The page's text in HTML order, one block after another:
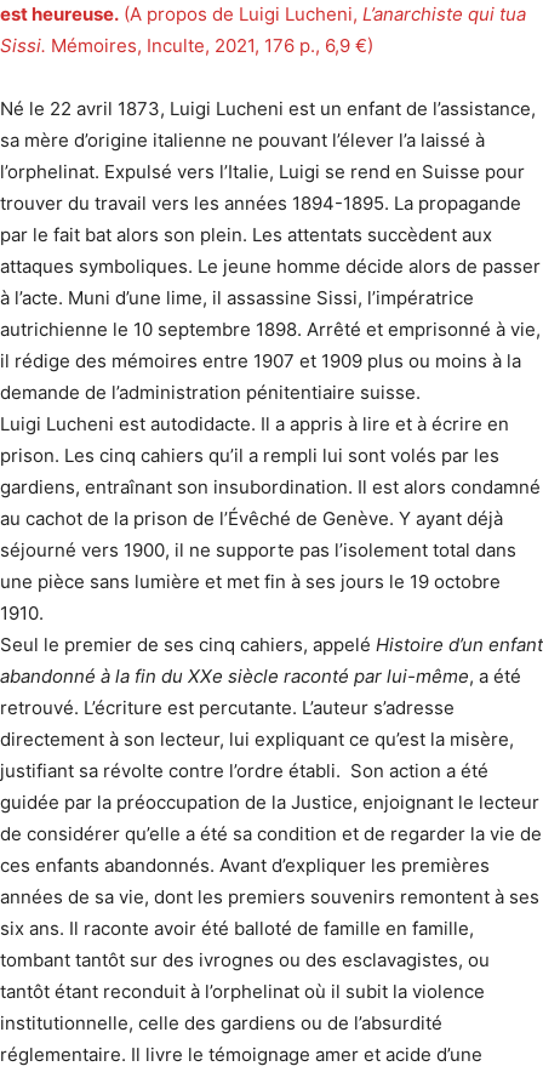
est heureuse. (A propos de Luigi Lucheni, L’anarchiste qui tua
Sissi. Mémoires, Inculte, 2021, 176 p., 6,9 €)
Né le 22 avril 1873, Luigi Lucheni est un enfant de l’assistance,
sa mère d’origine italienne ne pouvant l’élever l’a laissé à
l’orphelinat. Expulsé vers l’Italie, Luigi se rend en Suisse pour
trouver du travail vers les années 1894-1895. La propagande
par le fait bat alors son plein. Les attentats succèdent aux
attaques symboliques. Le jeune homme décide alors de passer
à l’acte. Muni d’une lime, il assassine Sissi, l’impératrice
autrichienne le 10 septembre 1898. Arrêté et emprisonné à vie,
il rédige des mémoires entre 1907 et 1909 plus ou moins à la
demande de l’administration pénitentiaire suisse.
Luigi Lucheni est autodidacte. Il a appris à lire et à écrire en
prison. Les cinq cahiers qu’il a rempli lui sont volés par les
gardiens, entraînant son insubordination. Il est alors condamné
au cachot de la prison de l’Évêché de Genève. Y ayant déjà
séjourné vers 1900, il ne supporte pas l’isolement total dans
une pièce sans lumière et met fin à ses jours le 19 octobre
1910.
Seul le premier de ses cinq cahiers, appelé Histoire d’un enfant
abandonné à la fin du XXe siècle raconté par lui-même, a été
retrouvé. L’écriture est percutante. L’auteur s’adresse
directement à son lecteur, lui expliquant ce qu’est la misère,
justifiant sa révolte contre l’ordre établi. Son action a été
guidée par la préoccupation de la Justice, enjoignant le lecteur
de considérer qu’elle a été sa condition et de regarder la vie de
ces enfants abandonnés. Avant d’expliquer les premières
années de sa vie, dont les premiers souvenirs remontent à ses
six ans. Il raconte avoir été balloté de famille en famille,
tombant tantôt sur des ivrognes ou des esclavagistes, ou
tantôt étant reconduit à l’orphelinat où il subit la violence
institutionnelle, celle des gardiens ou de l’absurdité
réglementaire. Il livre le témoignage amer et acide d’une